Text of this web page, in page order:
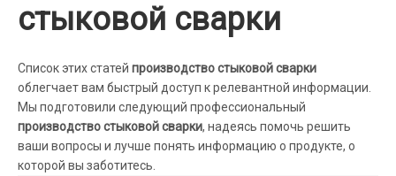
стыковой сварки
Список этих статей производство стыковой сварки
облегчает вам быстрый доступ к релевантной информации.
Мы подготовили следующий профессиональный
производство стыковой сварки, надеясь помочь решить
ваши вопросы и лучше понять информацию о продукте, о
которой вы заботитесь.